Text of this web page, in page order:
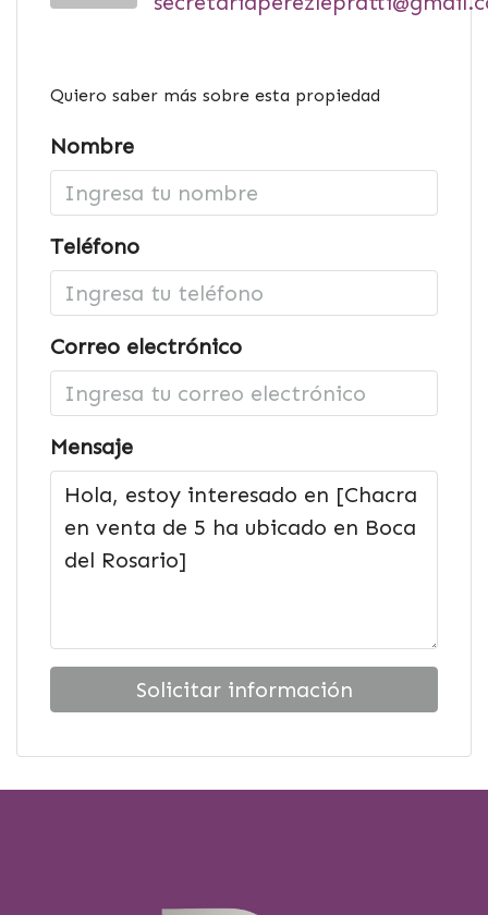
Quiero saber más sobre esta propiedad
Nombre
Teléfono
Correo electrónico
Mensaje
Solicitar información